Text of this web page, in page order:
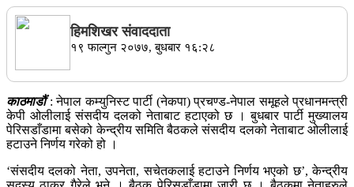
हिमशिखर संवाददाता
१९ फाल्गुन २०७७, बुधबार १६:२८
काठमाडौं: नेपाल कम्युनिस्ट पार्टी (नेकपा) प्रचण्ड-नेपाल समूहले प्रधानमन्त्री
केपी ओलीलाई संसदीय दलको नेताबाट हटाएको छ । बुधबार पार्टी मुख्यालय
पेरिसडाँडामा बसेको केन्द्रीय समिति बैठकले संसदीय दलको नेताबाट ओलीलाई
हटाउने निर्णय गरेको हो ।
‘संसदीय दलको नेता, उपनेता, सचेतकलाई हटाउने निर्णय भएको छ’, केन्द्रीय